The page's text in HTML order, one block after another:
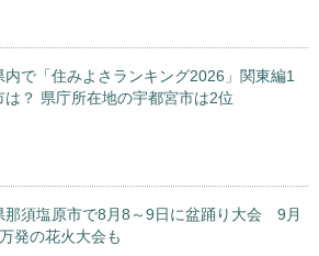
内で「住みよさランキング2026」関東編1
は？ 県庁所在地の宇都宮市は2位
那須塩原市で8月8～9日に盆踊り大会 9月
発の花火大会も